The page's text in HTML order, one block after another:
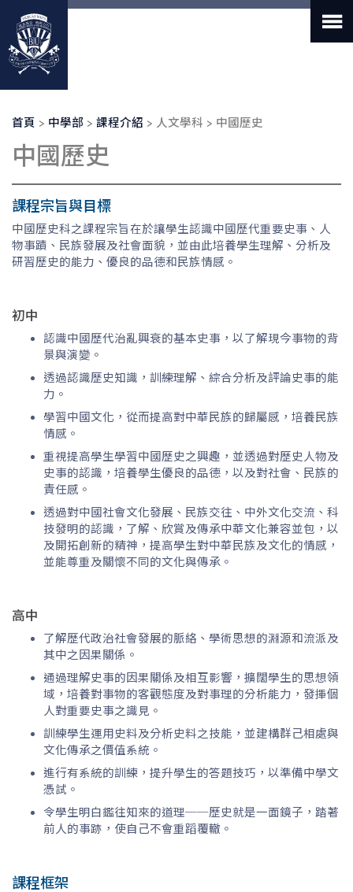
內
導
連
結
首頁 中學部 課程介紹 人文學科 中國歷史
中國歷史
課程宗旨與目標
中國歷史科之課程宗旨在於讓學生認識中國歷代重要史事、人
物事蹟、民族發展及社會面貌，並由此培養學生理解、分析及
研習歷史的能力、優良的品德和民族情感。
初中
認識中國歷代治亂興衰的基本史事，以了解現今事物的背
景與演變。
透過認識歷史知識，訓練理解、綜合分析及評論史事的能
力。
學習中國文化，從而提高對中華民族的歸屬感，培養民族
情感。
重視提高學生學習中國歷史之興趣，並透過對歷史人物及
史事的認識，培養學生優良的品德，以及對社會、民族的
責任感。
透過對中國社會文化發展、民族交往、中外文化交流、科
技發明的認識，了解、欣賞及傳承中華文化兼容並包，以
及開拓創新的精神，提高學生對中華民族及文化的情感，
並能尊重及關懷不同的文化與傳承。
高中
了解歷代政治社會發展的脈絡、學術思想的淵源和流派及
其中之因果關係。
通過理解史事的因果關係及相互影響，擴闊學生的思想領
域，培養對事物的客觀態度及對事理的分析能力，發揮個
人對重要史事之識見。
訓練學生運用史料及分析史料之技能，並建構群己相處與
文化傳承之價值系統。
進行有系統的訓練，提升學生的答題技巧，以準備中學文
憑試。
令學生明白鑑往知來的道理──歷史就是一面鏡子，踏著
前人的事跡，使自己不會重蹈覆轍。
課程框架